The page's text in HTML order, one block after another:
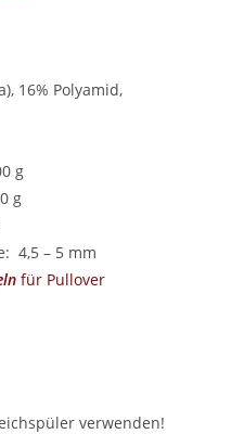
16% Polyamid,
g
g
4,5 – 5 mm
für Pullover
verwenden!